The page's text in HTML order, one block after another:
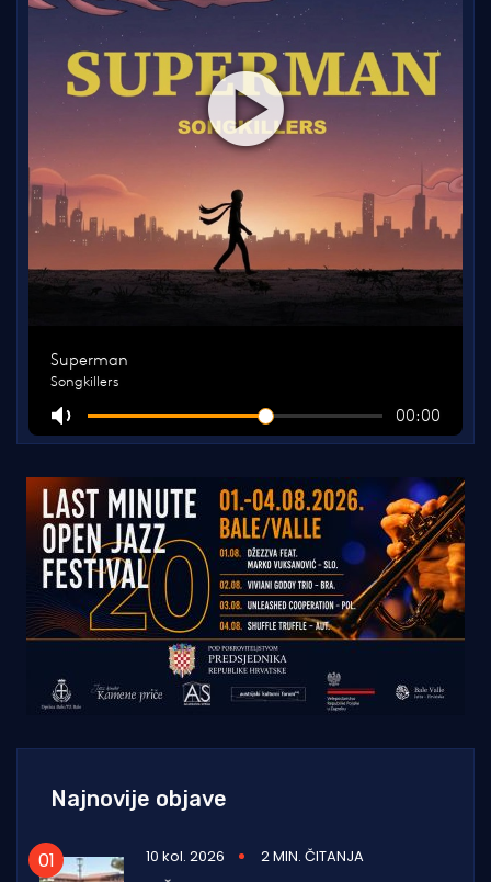
Najnovije objave
10 kol. 2026
2 MIN. ČITANJA